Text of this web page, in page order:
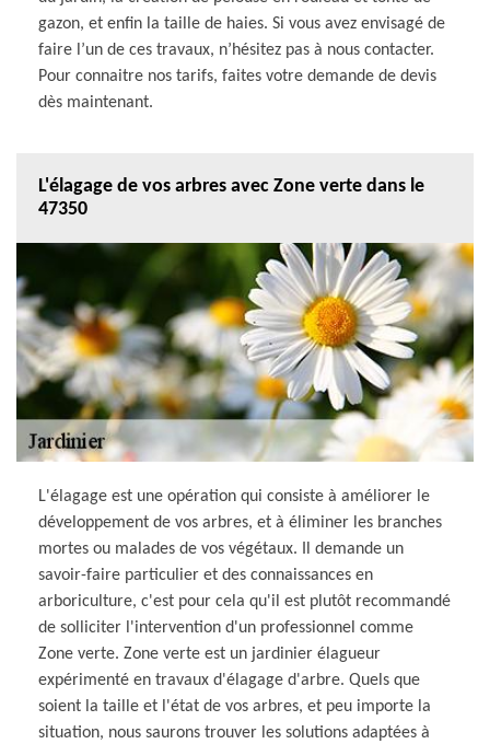
gazon, et enfin la taille de haies. Si vous avez envisagé de
faire l’un de ces travaux, n’hésitez pas à nous contacter.
Pour connaitre nos tarifs, faites votre demande de devis
dès maintenant.
L'élagage de vos arbres avec Zone verte dans le
47350
L'élagage est une opération qui consiste à améliorer le
développement de vos arbres, et à éliminer les branches
mortes ou malades de vos végétaux. Il demande un
savoir-faire particulier et des connaissances en
arboriculture, c'est pour cela qu'il est plutôt recommandé
de solliciter l'intervention d'un professionnel comme
Zone verte. Zone verte est un jardinier élagueur
expérimenté en travaux d'élagage d'arbre. Quels que
soient la taille et l'état de vos arbres, et peu importe la
situation, nous saurons trouver les solutions adaptées à